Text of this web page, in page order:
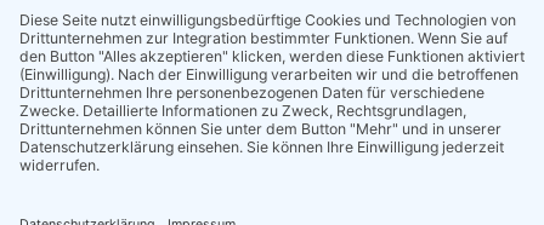
NEWSLETTER
Neuigkeiten rund um die Geriatrie und die DGG – regelmäßig in Ihrem
Postfach.